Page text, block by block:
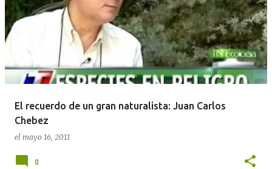
El recuerdo de un gran naturalista: Juan Carlos
Chebez
el mayo 16, 2011
0